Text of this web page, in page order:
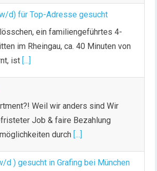
d) für Top-Adresse gesucht
ein familiengeführtes 4-
im Rheingau, ca. 40 Minuten von
ist [...]
Weil wir anders sind Wir
Job & faire Bezahlung
durch [...]
d ) gesucht in Grafing bei München